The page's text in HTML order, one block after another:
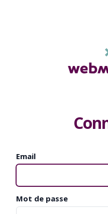
Email
Mot de passe